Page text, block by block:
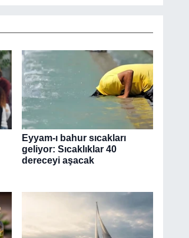
Eyyam-ı bahur sıcakları
geliyor: Sıcaklıklar 40
dereceyi aşacak